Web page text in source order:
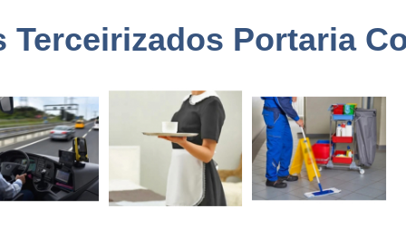
e
Empresa de
Empresa de Portaria
Empresa de
Empresa Portaria e
Empresa Terceirizada
Terceirizados Portaria